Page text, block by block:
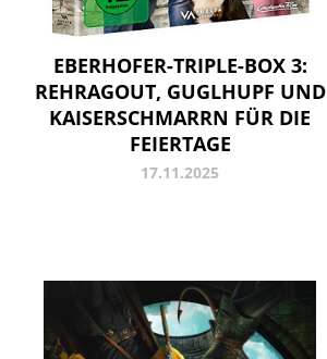
EBERHOFER-TRIPLE-BOX 3:
REHRAGOUT, GUGLHUPF UND
KAISERSCHMARRN FÜR DIE
FEIERTAGE
17.11.2025